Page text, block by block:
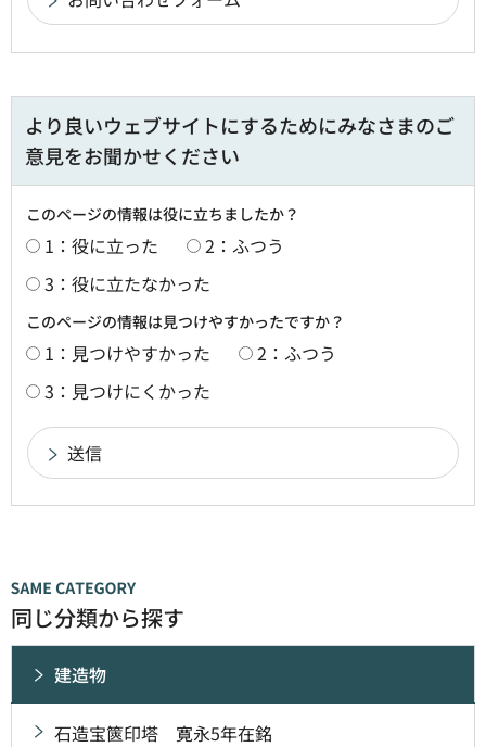
より良いウェブサイトにするためにみなさまのご
意見をお聞かせください
このページの情報は役に立ちましたか？
1：役に立った
2：ふつう
3：役に立たなかった
このページの情報は見つけやすかったですか？
1：見つけやすかった
2：ふつう
3：見つけにくかった
同じ分類から探す
建造物
石造宝篋印塔 寛永5年在銘